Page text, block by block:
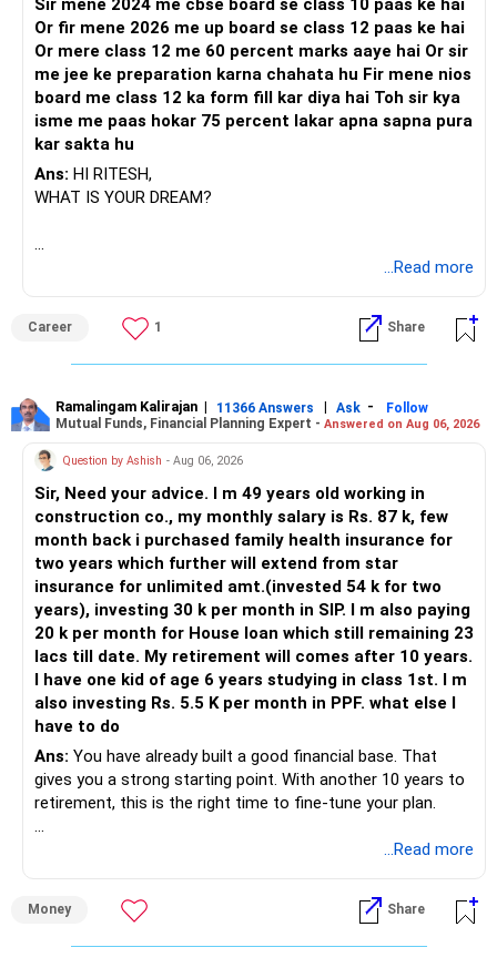
Sir mene 2024 me cbse board se class 10 paas ke hai
Or fir mene 2026 me up board se class 12 paas ke hai
Or mere class 12 me 60 percent marks aaye hai Or sir
me jee ke preparation karna chahata hu Fir mene nios
board me class 12 ka form fill kar diya hai Toh sir kya
isme me paas hokar 75 percent lakar apna sapna pura
kar sakta hu
Ans: HI RITESH,
WHAT IS YOUR DREAM?
...Read more
Career 1 Share
Ramalingam Kalirajan | 11366 Answers | Ask -
Follow
Mutual Funds, Financial Planning Expert - Answered on Aug 06, 2026
Question by Ashish - Aug 06, 2026
Sir, Need your advice. I m 49 years old working in
construction co., my monthly salary is Rs. 87 k, few
month back i purchased family health insurance for
two years which further will extend from star
insurance for unlimited amt.(invested 54 k for two
years), investing 30 k per month in SIP. I m also paying
20 k per month for House loan which still remaining 23
lacs till date. My retirement will comes after 10 years.
I have one kid of age 6 years studying in class 1st. I m
also investing Rs. 5.5 K per month in PPF. what else I
have to do
Ans: You have already built a good financial base. That
gives you a strong starting point. With another 10 years to
retirement, this is the right time to fine-tune your plan.
– Health insurance for your family is a very good decision.
– Regular SIP of Rs.30,000 shows investing discipline.
– PPF investment of Rs.5,500 per month adds stability.
...Read more
Money Share